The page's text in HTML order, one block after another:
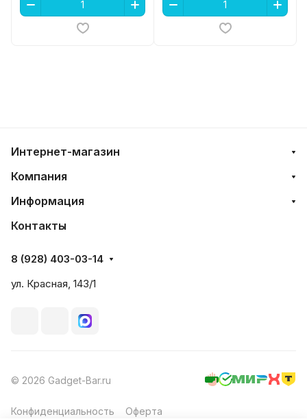
Интернет-магазин
Компания
Информация
Контакты
8 (928) 403-03-14
ул. Красная, 143/1
© 2026 Gadget-Bar.ru
Конфиденциальность Оферта